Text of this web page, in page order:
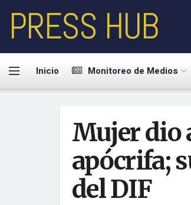
PRESS HUB
Inicio Monitoreo de Medios
Mujer dio
apócrifa;
del DIF